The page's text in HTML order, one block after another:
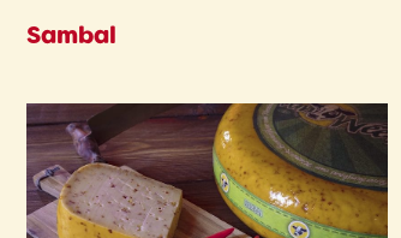
Sambal